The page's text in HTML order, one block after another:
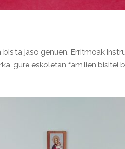
jaso genuen. Erritmoak
gure eskoletan familien